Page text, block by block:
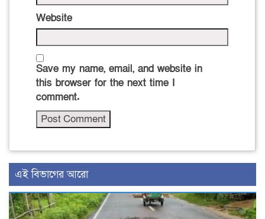
Website
Save my name, email, and website in
this browser for the next time I
comment.
এই বিভাগের আরো